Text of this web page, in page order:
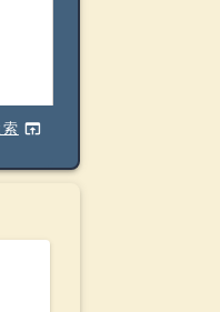
open_in_browser